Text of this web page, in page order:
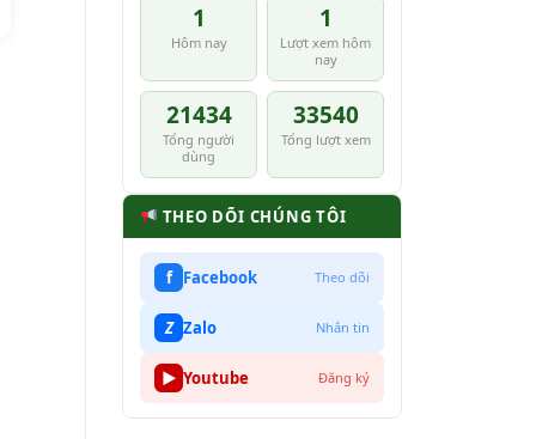
1
Hôm nay
1
Lượt xem hôm
nay
21434
Tổng người
dùng
33540
Tổng lượt xem
THEO DÕI CHÚNG TÔI
f Facebook Theo dõi
Z Zalo Nhắn tin
▶ Youtube Đăng ký